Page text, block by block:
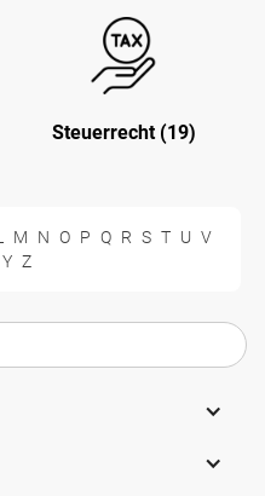
Steuerrecht (19)
M N O P Q R S T U V
Y Z